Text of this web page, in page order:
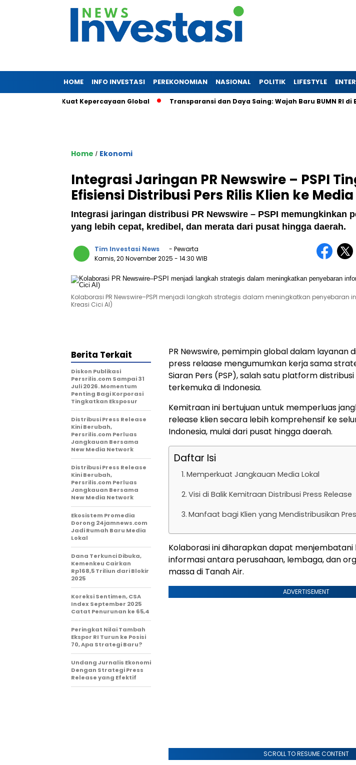
HOME INFO INVESTASI PEREKONOMIAN NASIONAL POLITIK LIFESTYLE
Sinyal Kuat Kepercayaan Global Transparansi dan Daya Saing: Wajah Baru BUMN RI di Era
Home / Ekonomi
Integrasi Jaringan PR Newswire – PSPI
Efisiensi Distribusi Pers Rilis Klien ke
Integrasi jaringan distribusi PR Newswire – PSPI memungkinkan
yang lebih cepat, kredibel, dan merata dari pusat hingga daerah.
Tim Investasi News
- Pewarta
Kamis, 20 November 2025 - 14:30 WIB
Kolaborasi PR Newswire–PSPI menjadi langkah strategis dalam meningkatkan penyebaran
Kreasi Cici AI)
PR Newswire, pemimpin global dalam layanan
press relaase mengumumkan kerja sama
Siaran Pers (PSP), salah satu platform
terkemuka di Indonesia.
Kemitraan ini bertujuan untuk memperluas
release klien secara lebih komprehensif ke
Indonesia, mulai dari pusat hingga daerah.
Daftar Isi
Memperkuat Jangkauan Media Lokal
Visi di Balik Kemitraan Distribusi Press Release
Manfaat bagi Klien yang Mendistribusikan
Kolaborasi ini diharapkan dapat menjembatani
informasi antara perusahaan, lembaga, dan
massa di Tanah Air.
ADVERTISEMENT
SCROLL TO RESUME CONTENT
Berita Terkait
Diskon Publikasi
Persrilis.com Sampai 31
Juli 2026. Momentum
Penting Bagi Korporasi
Tingkatkan Eksposur
Distribusi Press Release
Kini Berubah,
Persrilis.com Perluas
Jangkauan Bersama
New Media Network
Distribusi Press Release
Kini Berubah,
Persrilis.com Perluas
Jangkauan Bersama
New Media Network
Ekosistem Promedia
Dorong 24jamnews.com
Jadi Rumah Baru Media
Lokal
Dana Terkunci Dibuka,
Kemenkeu Cairkan
Rp168,5 Triliun dari Blokir
2025
Koreksi Sentimen, CSA
Index September 2025
Catat Penurunan ke 65,4
Peringkat Nilai Tambah
Ekspor RI Turun ke Posisi
70, Apa Strategi Baru?
Undang Jurnalis Ekonomi
Dengan Strategi Press
Release yang Efektif